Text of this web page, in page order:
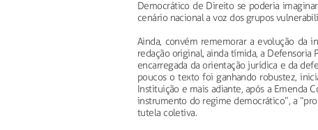
Democrático de Direito se poderia
cenário nacional a voz dos grupos
Ainda, convém rememorar a evolução da
redação original, ainda tímida, a
encarregada da orientação jurídica e da
poucos o texto foi ganhando robustez,
Instituição e mais adiante, após a Emenda
instrumento do regime democrático”, a
tutela coletiva.